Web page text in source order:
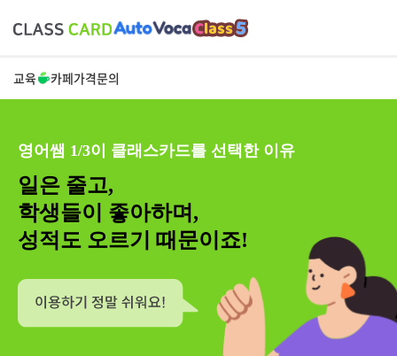
교육 카페가격문의
영어쌤 1/3이 클래스카드를 선택한 이유
일은 줄고,
학생들이 좋아하며,
성적도 오르기 때문이죠!